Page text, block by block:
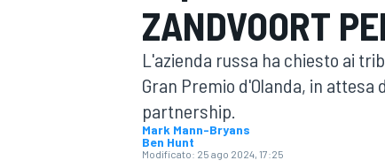
MOTOGP WEC
ZANDVOORT
L'azienda russa ha chiesto ai
Gran Premio d'Olanda, in
partnership.
Mark Mann-Bryans
Ben Hunt
Modificato: 25 ago 2024, 17:25